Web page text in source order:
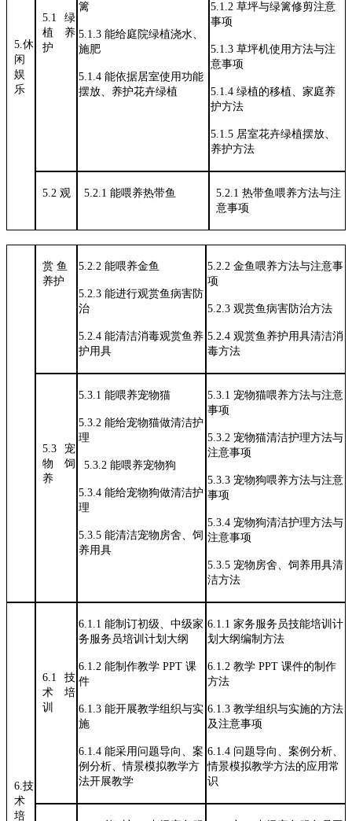
5.休
闲
娱
乐
5.1
绿
植
养
护
篱
5.1.3能给庭院绿植浇水、
施肥
5.1.4能依据居室使用功能
摆放、养护花卉绿植
5.1.2草坪与绿篱修剪注意
事项
5.1.3草坪机使用方法与注
意事项
5.1.4绿植的移植、家庭养
护方法
5.1.5 居室花卉绿植摆放、
养护方法
5.2 观 5.2.1 能喂养热带鱼
5.2.1 热带鱼喂养方法与注
意事项
赏 鱼
养护
5.2.2能喂养金鱼
5.2.3能进行观赏鱼病害防
治
5.2.4能清洁消毒观赏鱼养
护用具
5.2.2金鱼喂养方法与注意事
项
5.2.3观赏鱼病害防治方法
5.2.4观赏鱼养护用具清洁消
毒方法
5.3
宠
物
饲
养
5.3.1能喂养宠物猫
5.3.2能给宠物猫做清洁护
理
5.3.2 能喂养宠物狗
5.3.4能给宠物狗做清洁护
理
5.3.5能清洁宠物房舍、饲
养用具
5.3.1宠物猫喂养方法与注意
事项
5.3.2宠物猫清洁护理方法与
注意事项
5.3.3宠物狗喂养方法与注意
事项
5.3.4宠物狗清洁护理方法与
注意事项
5.3.5宠物房舍、饲养用具清
洁方法
6.技
术
培
6.1
技
术
培
训
6.1.1能制订初级、中级家
务服务员培训计划大纲
6.1.2能制作教学 PPT 课
件
6.1.3能开展教学组织与实
施
6.1.4能采用问题导向、案
例分析、情景模拟教学方
法开展教学
6.1.1家务服务员技能培训计
划大纲编制方法
6.1.2教学 PPT 课件的制作
方法
6.1.3教学组织与实施的方法
及注意事项
6.1.4 问题导向、案例分析、
情景模拟教学方法的应用常
识